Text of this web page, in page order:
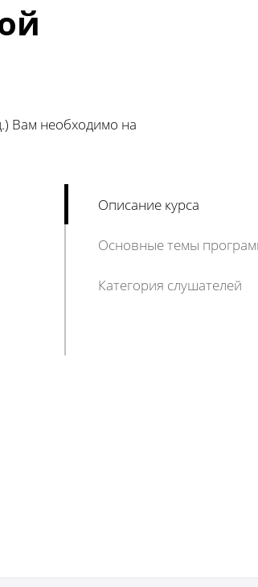
Вам необходимо на
Описание курса
Основные темы
Категория слушателей